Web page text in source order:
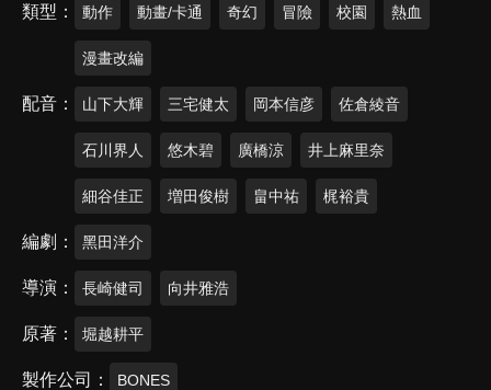
類型 動作 動畫/卡通 奇幻 冒險 校園 熱血
漫畫改編
配音 山下大輝 三宅健太 岡本信彦 佐倉綾音
石川界人 悠木碧 廣橋涼 井上麻里奈
細谷佳正 増田俊樹 畠中祐 梶裕貴
編劇 黑田洋介
導演 長崎健司 向井雅浩
原著 堀越耕平
製作公司 BONES